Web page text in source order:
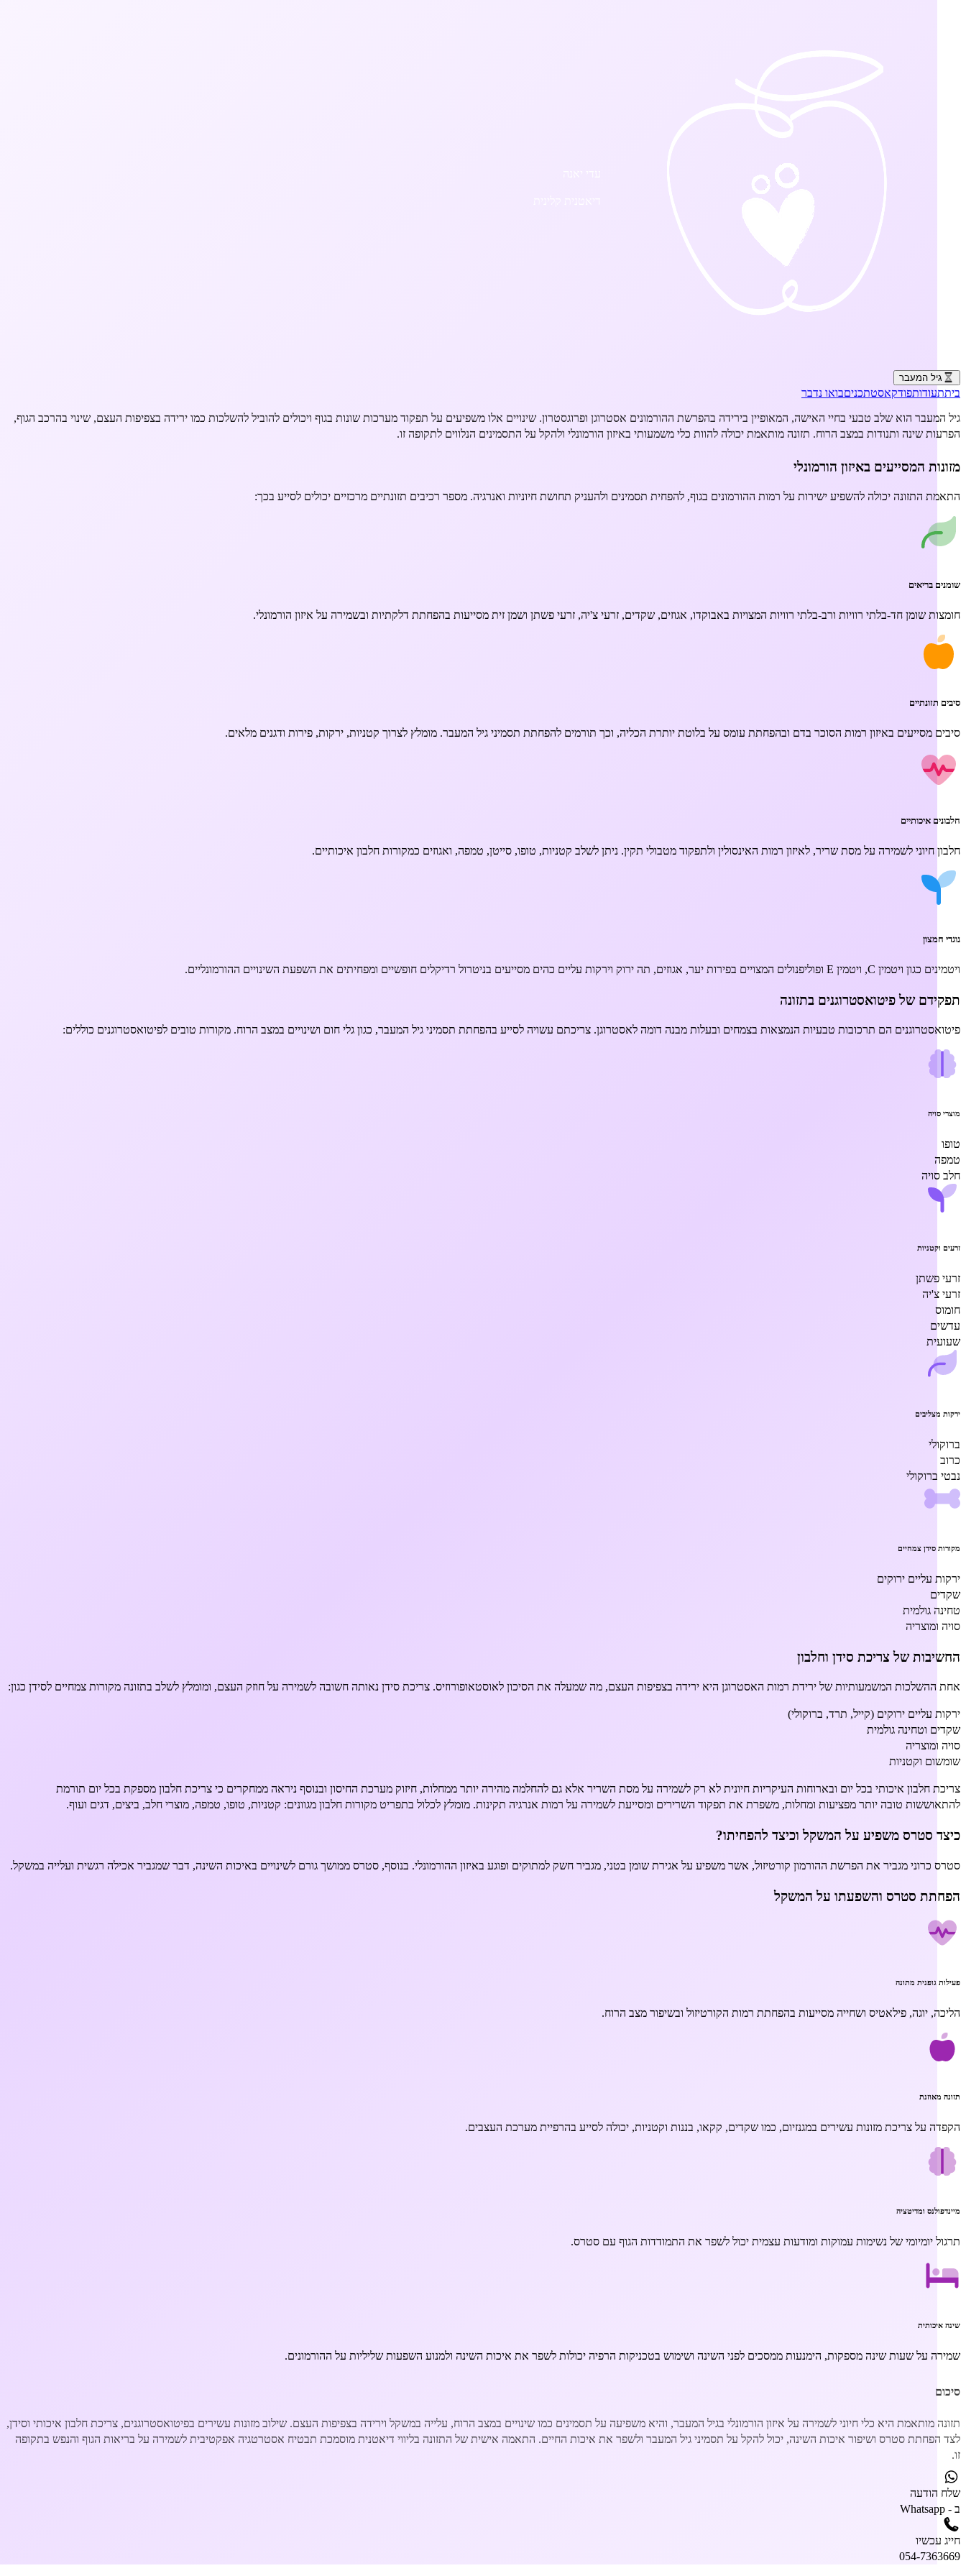
גיל המעבר
ביתתעודותפודקאסטתכניםבואו נדבר
תזונה ואיזון הורמונלי בגיל המעבר
כיצד תזונה נכונה יכולה לסייע באיזון הורמונלי ובהקלה על תסמיני גיל המעבר
גיל המעבר הוא שלב טבעי בחיי האישה, המאופיין בירידה בהפרשת ההורמונים אסטרוגן ופרוגסטרון. שינויים אלו משפיעים על תפקוד מערכות שונות בגוף ויכולים להוביל להשלכות כמו ירידה בצפיפות העצם, שינוי בהרכב הגוף,
הפרעות שינה ותנודות במצב הרוח. תזונה מותאמת יכולה להוות כלי משמעותי באיזון הורמונלי ולהקל על התסמינים הנלווים לתקופה זו.
מזונות המסייעים באיזון הורמונלי
התאמת התזונה יכולה להשפיע ישירות על רמות ההורמונים בגוף, להפחית תסמינים ולהעניק תחושת חיוניות ואנרגיה. מספר רכיבים תזונתיים מרכזיים יכולים לסייע בכך:
שומנים בריאים
חומצות שומן חד-בלתי רוויות ורב-בלתי רוויות המצויות באבוקדו, אגוזים, שקדים, זרעי צ'יה, זרעי פשתן ושמן זית מסייעות בהפחתת דלקתיות ובשמירה על איזון הורמונלי.
סיבים תזונתיים
סיבים מסייעים באיזון רמות הסוכר בדם ובהפחתת עומס על בלוטת יותרת הכליה, וכך תורמים להפחתת תסמיני גיל המעבר. מומלץ לצרוך קטניות, ירקות, פירות ודגנים מלאים.
חלבונים איכותיים
חלבון חיוני לשמירה על מסת שריר, לאיזון רמות האינסולין ולתפקוד מטבולי תקין. ניתן לשלב קטניות, טופו, סייטן, טמפה, ואגוזים כמקורות חלבון איכותיים.
נוגדי חמצון
ויטמינים כגון ויטמין C, ויטמין E ופוליפנולים המצויים בפירות יער, אגוזים, תה ירוק וירקות עליים כהים מסייעים בניטרול רדיקלים חופשיים ומפחיתים את השפעת השינויים ההורמונליים.
תפקידם של פיטואסטרוגנים בתזונה
פיטואסטרוגנים הם תרכובות טבעיות הנמצאות בצמחים ובעלות מבנה דומה לאסטרוגן. צריכתם עשויה לסייע בהפחתת תסמיני גיל המעבר, כגון גלי חום ושינויים במצב הרוח. מקורות טובים לפיטואסטרוגנים כוללים:
מוצרי סויה
טופו
טמפה
חלב סויה
זרעים וקטניות
זרעי פשתן
זרעי צ'יה
חומוס
עדשים
שעועית
ירקות מצליבים
ברוקולי
כרוב
נבטי ברוקולי
מקורות סידן צמחיים
ירקות עליים ירוקים
שקדים
טחינה גולמית
סויה ומוצריה
החשיבות של צריכת סידן וחלבון
אחת ההשלכות המשמעותיות של ירידת רמות האסטרוגן היא ירידה בצפיפות העצם, מה שמעלה את הסיכון לאוסטאופורוזיס. צריכת סידן נאותה חשובה לשמירה על חוזק העצם, ומומלץ לשלב בתזונה מקורות צמחיים לסידן כגון:
ירקות עליים ירוקים (קייל, תרד, ברוקולי)
שקדים וטחינה גולמית
סויה ומוצריה
שומשום וקטניות
צריכת חלבון איכותי בכל יום ובארוחות העיקריות חיונית לא רק לשמירה על מסת השריר אלא גם להחלמה מהירה יותר ממחלות, חיזוק מערכת החיסון ובנוסף ניראה ממחקרים כי צריכת חלבון מספקת בכל יום תורמת
להתאוששות טובה יותר מפציעות ומחלות, משפרת את תפקוד השרירים ומסייעת לשמירה על רמות אנרגיה תקינות. מומלץ לכלול בתפריט מקורות חלבון מגוונים: קטניות, טופו, טמפה, מוצרי חלב, ביצים, דגים ועוף.
כיצד סטרס משפיע על המשקל וכיצד להפחיתו?
סטרס כרוני מגביר את הפרשת ההורמון קורטיזול, אשר משפיע על אגירת שומן בטני, מגביר חשק למתוקים ופוגע באיזון ההורמונלי. בנוסף, סטרס ממושך גורם לשינויים באיכות השינה, דבר שמגביר אכילה רגשית ועלייה במשקל.
הפחתת סטרס והשפעתו על המשקל
פעילות גופנית מתונה
הליכה, יוגה, פילאטיס ושחייה מסייעות בהפחתת רמות הקורטיזול ובשיפור מצב הרוח.
תזונה מאוזנת
הקפדה על צריכת מזונות עשירים במגנזיום, כמו שקדים, קקאו, בננות וקטניות, יכולה לסייע בהרפיית מערכת העצבים.
מיינדפולנס ומדיטציה
תרגול יומיומי של נשימות עמוקות ומודעות עצמית יכול לשפר את התמודדות הגוף עם סטרס.
שינה איכותית
שמירה על שעות שינה מספקות, הימנעות ממסכים לפני השינה ושימוש בטכניקות הרפיה יכולות לשפר את איכות השינה ולמנוע השפעות שליליות על ההורמונים.
סיכום
תזונה מותאמת היא כלי חיוני לשמירה על איזון הורמונלי בגיל המעבר, והיא משפיעה על תסמינים כמו שינויים במצב הרוח, עלייה במשקל וירידה בצפיפות העצם. שילוב מזונות עשירים בפיטואסטרוגנים, צריכת חלבון איכותי וסידן,
לצד הפחתת סטרס ושיפור איכות השינה, יכול להקל על תסמיני גיל המעבר ולשפר את איכות החיים. התאמה אישית של התזונה בליווי דיאטנית מוסמכת תבטיח אסטרטגיה אפקטיבית לשמירה על בריאות הגוף והנפש בתקופה
זו.
שלח הודעה
ב - Whatsapp
חייג עכשיו
054-7363669